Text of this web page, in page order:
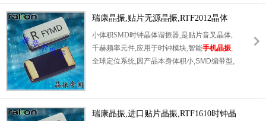
品本身可发挥优良的电气特性,满足无铅焊接的
高温回流温度曲线要求.
瑞康晶振,贴片无源晶振,RTF2012晶体
小体积SMD时钟晶体谐振器,是贴片音叉晶体,
千赫频率元件,应用于时钟模块,智能手机晶振,
全球定位系统,因产品本身体积小,SMD编带型,
能符合ROHS/无铅标准.
瑞康晶振,进口贴片晶振,RTF1610时钟晶